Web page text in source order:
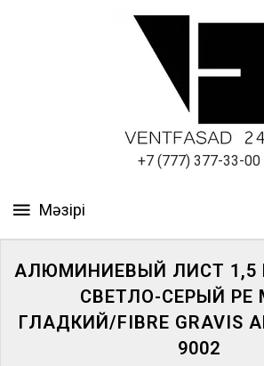
+7 (777) 377-33-00
ПАНЕЛИ
АЛЮМИНИЕВЫЙ ЛИСТ 1,5
СВЕТЛО-СЕРЫЙ PE
ГЛАДКИЙ/FIBRE GRAVIS
9002